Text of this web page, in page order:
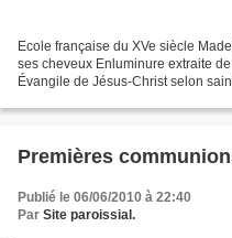
Ecole française du XVe siècle
ses cheveux Enluminure extraite
Évangile de Jésus-Christ selon
Premières
Publié le 06/06/2010 à 22:40
Par Site paroissial.